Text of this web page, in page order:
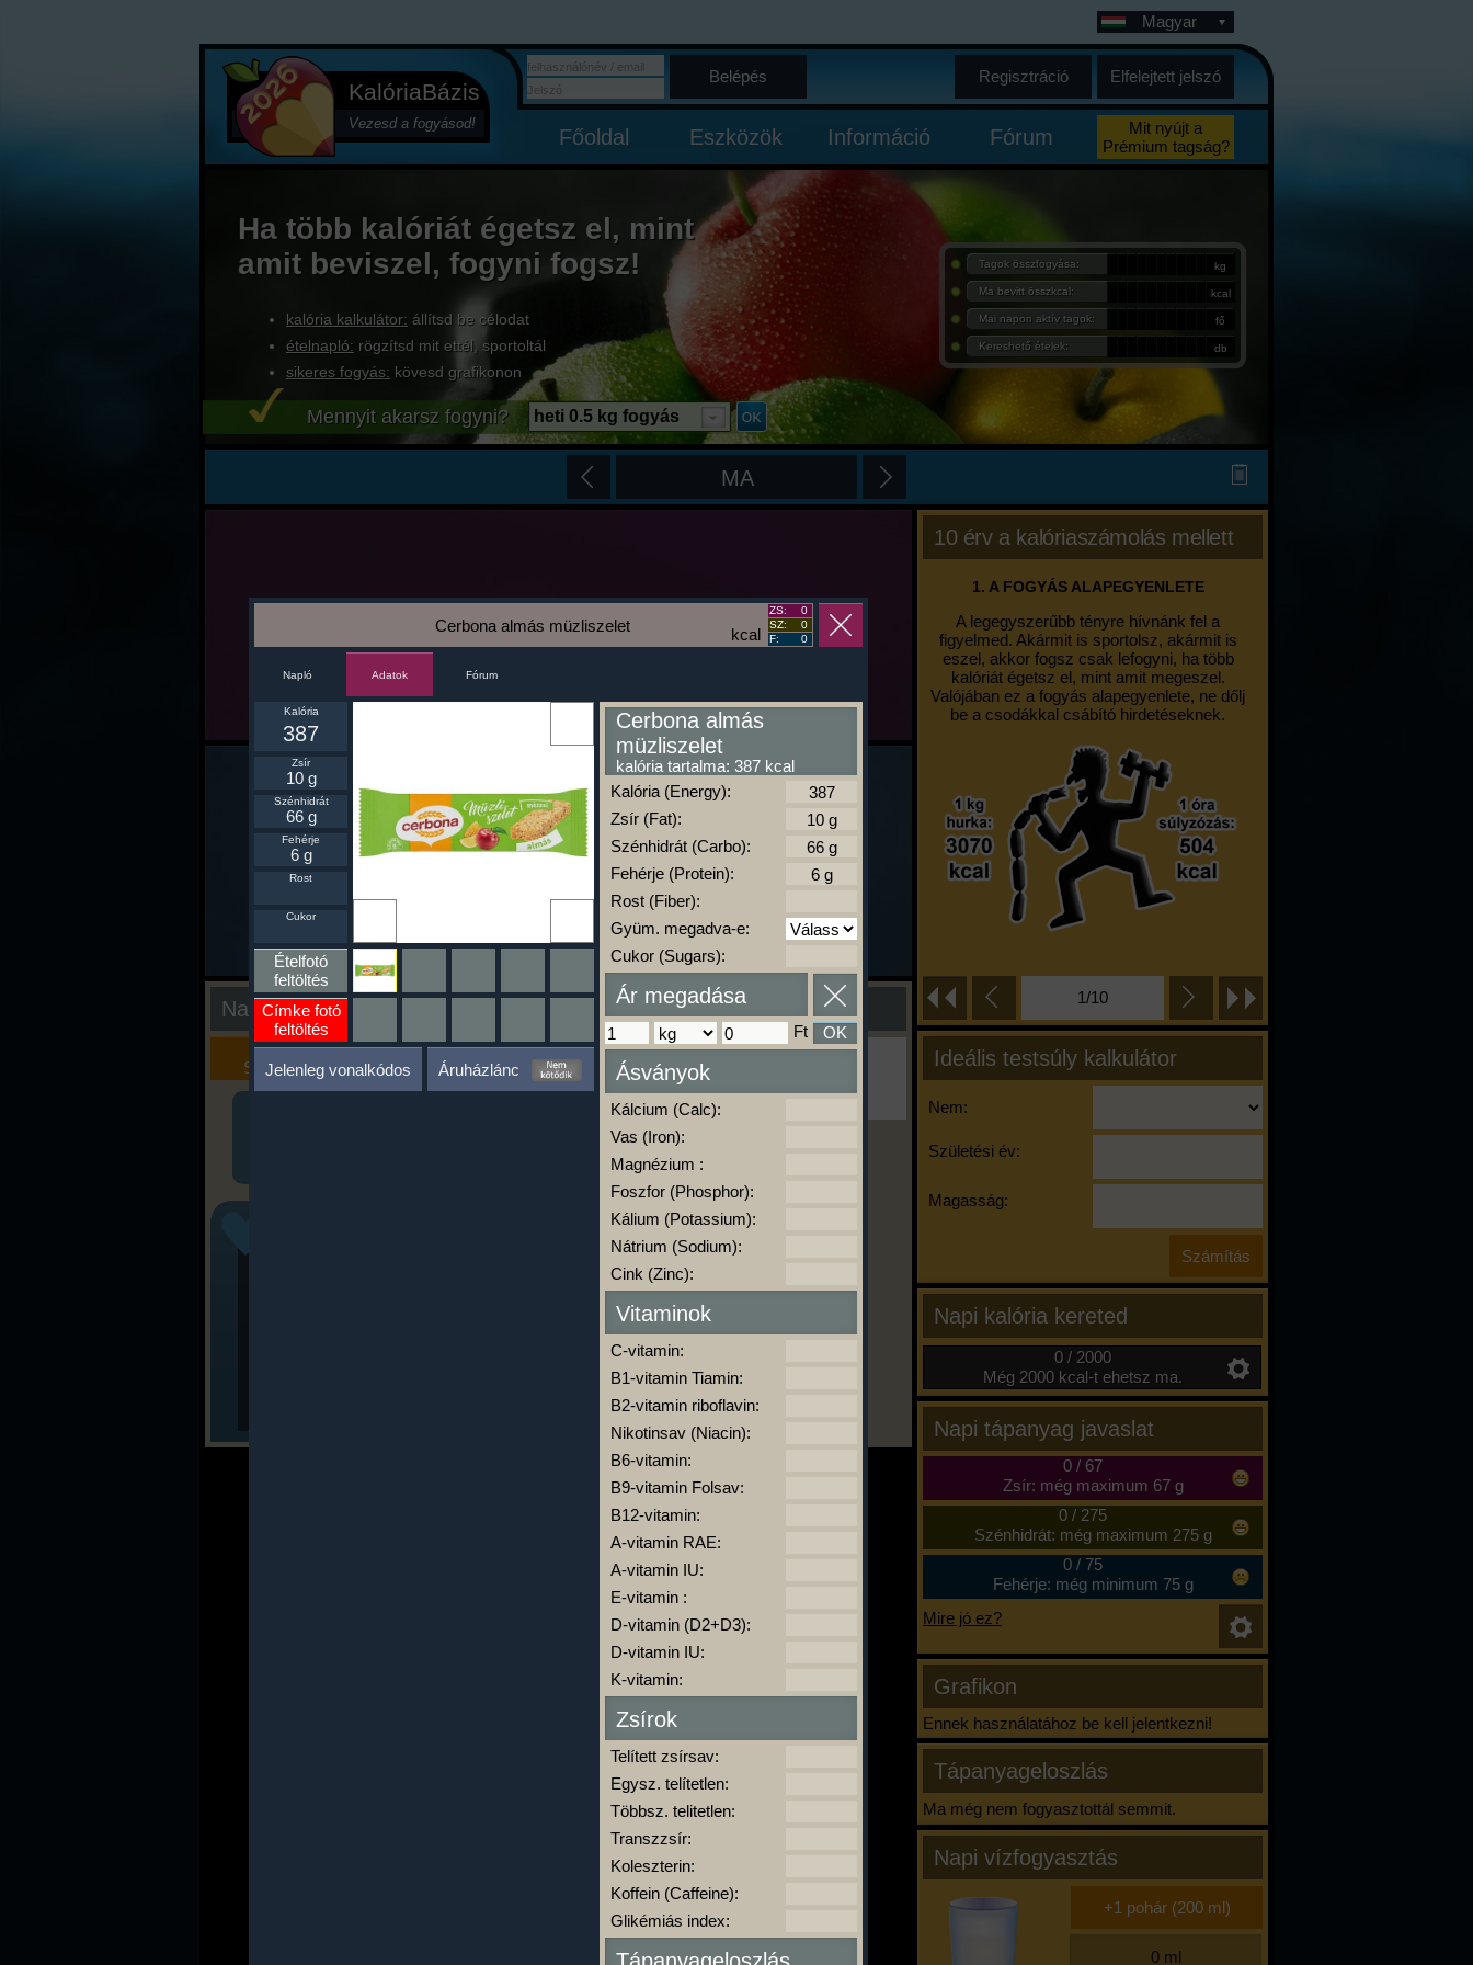
KalóriaBázis
Vezesd a fogyásod!
Magyar
Belépés Regisztráció Elfelejtett jelszó
Főoldal Eszközök Információ Fórum
Mit nyújt a
Prémium tagság?
Ha több kalóriát égetsz el, mint
amit beviszel, fogyni fogsz!
kalória kalkulátor: állítsd be célodat
ételnapló: rögzítsd mit ettél, sportoltál
sikeres fogyás: kövesd grafikonon
Tagok összfogyása: kg
Ma bevitt összkcal: kcal
Mai napon aktív tagok: fő
Kereshető ételek: db
Mennyit akarsz fogyni? heti 0.5 kg fogyás
MA
10 érv a kalóriaszámolás mellett
1. A FOGYÁS ALAPEGYENLETE
A legegyszerűbb tényre hívnánk fel a
figyelmed. Akármit is sportolsz, akármit is
eszel, akkor fogsz csak lefogyni, ha több
kalóriát égetsz el, mint amit megeszel.
Valójában ez a fogyás alapegyenlete, ne dőlj
be a csodákkal csábító hirdetéseknek.
1/10
Ideális testsúly kalkulátor
Nem:
Születési év:
Magasság:
Napi kalória kereted
0 / 2000
Még 2000 kcal-t ehetsz ma.
Napi tápanyag javaslat
0/ 67
Zsír: még maximum 67 g
0/ 275
Szénhidrát: még maximum 275 g
0/ 75
Fehérje: még minimum 75 g
Mire jó ez?
Grafikon
Ennek használatához be kell jelentkezni!
Tápanyageloszlás
Ma még nem fogyasztottál semmit.
Napi vízfogyasztás
Nap kiértékelése
Kalória
Szimulátor
Szöveges
Értékelés
Ha ma már nem eszel/sportolsz többet,
kattints a kiértékelésre!
A Kalória Szimulátor Prémium funkció.
kalóriabázis.hu
-
kcal
Cerbona almás müzliszelet
ZS:
0
SZ:
0
F:
0
Napló Adatok Fórum
Kalória
387
Zsír
10 g
Szénhidrát
66 g
Fehérje
6 g
Rost
Cukor
Ételfotó
feltöltés
Címke fotó
feltöltés
Jelenleg vonalkódos Áruházlánc
Cerbona almás
müzliszelet
kalória tartalma: 387 kcal
Kalória (Energy):
Zsír (Fat):
Szénhidrát (Carbo):
Fehérje (Protein):
Rost (Fiber):
Gyüm. megadva-e:
Cukor (Sugars):
Ár megadása
Ft OK
Ásványok
Kálcium (Calc):
Vas (Iron):
Magnézium :
Foszfor (Phosphor):
Kálium (Potassium):
Nátrium (Sodium):
Cink (Zinc):
Vitaminok
C-vitamin:
B1-vitamin Tiamin:
B2-vitamin riboflavin:
Nikotinsav (Niacin):
B6-vitamin:
B9-vitamin Folsav:
B12-vitamin:
A-vitamin RAE:
A-vitamin IU:
E-vitamin :
D-vitamin (D2+D3):
D-vitamin IU:
K-vitamin:
Zsírok
Telített zsírsav:
Egysz. telítetlen:
Többsz. telitetlen:
Transzzsír:
Koleszterin:
Koffein (Caffeine):
Glikémiás index: